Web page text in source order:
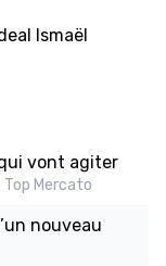
Ismaël
vont agiter
Top Mercato
nouveau